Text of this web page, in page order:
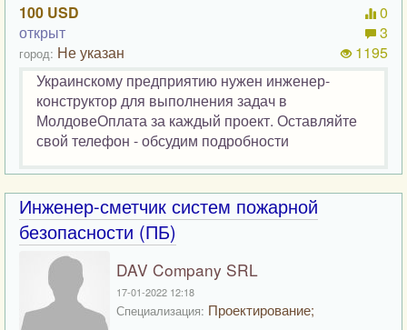
100 USD
открыт
город: Не указан
0
3
1195
Украинскому предприятию нужен инженер-
конструктор для выполнения задач в
МолдовеОплата за каждый проект. Оставляйте
свой телефон - обсудим подробности
Инженер-сметчик систем пожарной
безопасности (ПБ)
DAV Company SRL
17-01-2022 12:18
Специализация: Проектирование;